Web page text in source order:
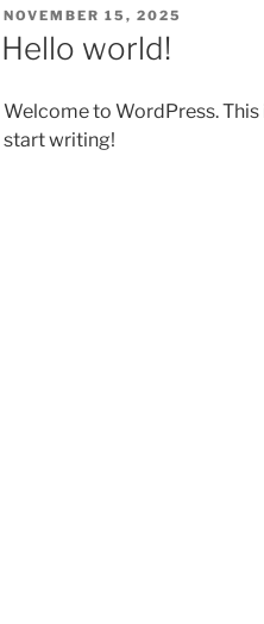
VERÖFFENTLICHT
AM
NOVEMBER 15, 2025
Hello world!
Welcome to WordPress.
start writing!